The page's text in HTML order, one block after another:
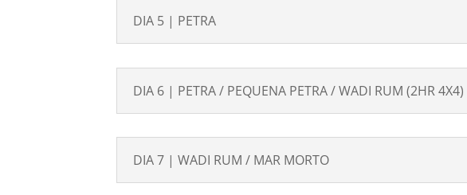
DIA 5 | PETRA
DIA 6 | PETRA / PEQUENA PETRA / WADI RUM (2HR 4X4)
DIA 7 | WADI RUM / MAR MORTO